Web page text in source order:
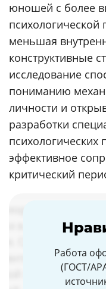
юношей с более
психологической
меньшая
конструктивные
исследование
пониманию
личности и
разработки
эффективное
критический
Работа
(ГОСТ/